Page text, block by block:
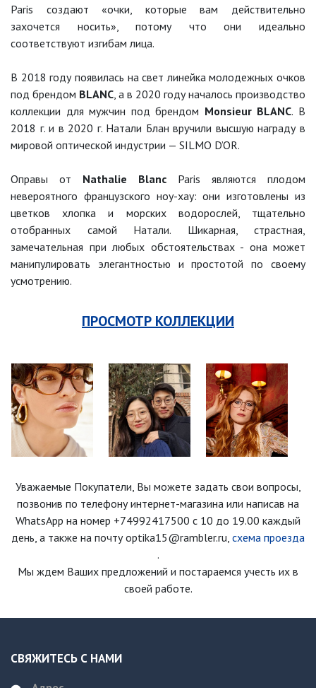
Paris создают «очки, которые вам действительно
захочется носить», потому что они идеально
соответствуют изгибам лица.
В 2018 году появилась на свет линейка молодежных очков
под брендом BLANC, а в 2020 году началось производство
коллекции для мужчин под брендом Monsieur BLANC. В
2018 г. и в 2020 г. Натали Блан вручили высшую награду в
мировой оптической индустрии — SILMO D’OR.
Оправы от Nathalie Blanc Paris являются плодом
невероятного французского ноу-хау: они изготовлены из
цветков хлопка и морских водорослей, тщательно
отобранных самой Натали. Шикарная, страстная,
замечательная при любых обстоятельствах - она может
манипулировать элегантностью и простотой по своему
усмотрению.
ПРОСМОТР КОЛЛЕКЦИИ
Уважаемые Покупатели, Вы можете задать свои вопросы,
позвонив по телефону интернет-магазина или написав на
WhatsApp на номер +74992417500 с 10 до 19.00 каждый
день, а также на почту optika15@rambler.ru, схема проезда
.
Мы ждем Ваших предложений и постараемся учесть их в
своей работе.
СВЯЖИТЕСЬ С НАМИ